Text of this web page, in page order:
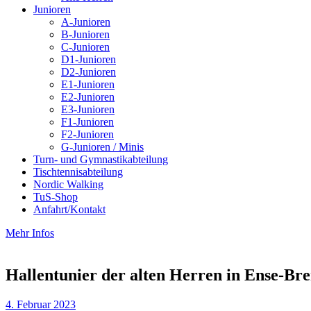
Junioren
A-Junioren
B-Junioren
C-Junioren
D1-Junioren
D2-Junioren
E1-Junioren
E2-Junioren
E3-Junioren
F1-Junioren
F2-Junioren
G-Junioren / Minis
Turn- und Gymnastikabteilung
Tischtennisabteilung
Nordic Walking
TuS-Shop
Anfahrt/Kontakt
Mehr Infos
Hallentunier der alten Herren in Ense-
4. Februar 2023